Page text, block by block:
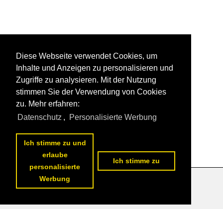
Datenschutzerklärung
Diese Webseite verwendet Cookies, um
Inhalte und Anzeigen zu personalisieren und
Zugriffe zu analysieren. Mit der Nutzung
stimmen Sie der Verwendung von Cookies
zu. Mehr erfahren:
Datenschutz , Personalisierte Werbung
Ich stimme zu und
erlaube
personalisierte
Werbung
Ich stimme zu